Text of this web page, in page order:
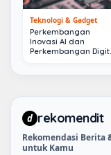
Teknologi & Gadget
Perkembangan
Inovasi AI dan
Perkembangan
d rekomendit
Rekomendasi Berita
untuk Kamu